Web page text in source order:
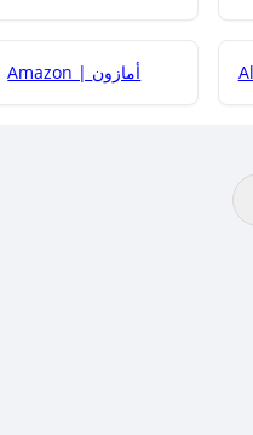
Amazon | أمازون